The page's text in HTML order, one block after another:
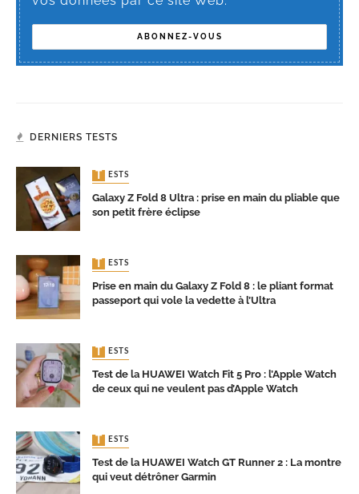
DERNIERS TESTS
TESTS
Galaxy Z Fold 8 Ultra : prise en main du pliable que
son petit frère éclipse
TESTS
Prise en main du Galaxy Z Fold 8 : le pliant format
passeport qui vole la vedette à l’Ultra
TESTS
Test de la HUAWEI Watch Fit 5 Pro : l’Apple Watch
de ceux qui ne veulent pas d’Apple Watch
TESTS
Test de la HUAWEI Watch GT Runner 2 : La montre
qui veut détrôner Garmin